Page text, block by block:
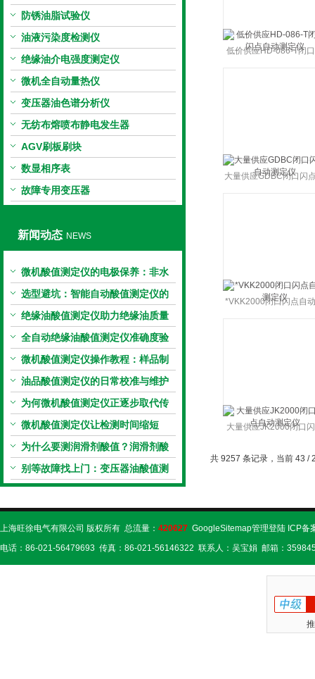
防锈油脂试验仪
油液污染度检测仪
绝缘油介电强度测定仪
微机全自动量热仪
变压器油色谱分析仪
无纺布熔喷布静电发生器
AGV刷板刷块
数显相序表
故障专用变压器
新闻动态 NEWS
微机酸值测定仪的电极保养：非水
电极的清洗与活化方法
选型避坑：智能自动酸值测定仪的
加热功率与萃取时间关系
绝缘油酸值测定仪助力绝缘油质量
把控，降低设备故障
全自动绝缘油酸值测定仪准确度验
证：标准物质标定步骤
微机酸值测定仪操作教程：样品制
备、参数设置与结果解读
油品酸值测定仪的日常校准与维护
流程
为何微机酸值测定仪正逐步取代传
统手动滴定法？
微机酸值测定仪让检测时间缩短
50%
为什么要测润滑剂酸值？润滑剂酸
值测定法告诉你答案
别等故障找上门：变压器油酸值测
试仪的预警功能
低价供应HD-086-T闭
大量供应GDBC闭口闪
*VKK2000闭口闪点自
大量供应JK2000闭口
共 9257 条记录，当前 43 /
上海旺徐电气有限公司 版权所有 总流量： 420627 GoogleSitemap管理登陆 ICP备
电话：86-021-56479693 传真：86-021-56146322 联系人：吴宝娟 邮箱：